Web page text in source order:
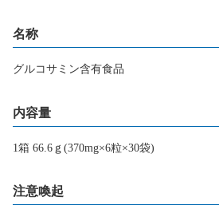
名称
グルコサミン含有食品
内容量
1箱 66.6ｇ(370mg×6粒×30袋)
注意喚起